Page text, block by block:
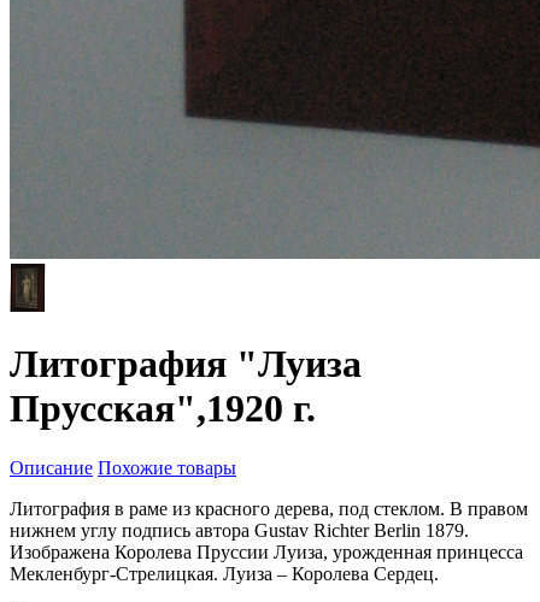
Литография "Луиза
Прусская",1920 г.
Описание Похожие товары
Литография в раме из красного дерева, под стеклом. В правом
нижнем углу подпись автора Gustav Richter Berlin 1879.
Изображена Королева Пруссии Луиза, урожденная принцесса
Мекленбург-Стрелицкая. Луиза – Королева Сердец.